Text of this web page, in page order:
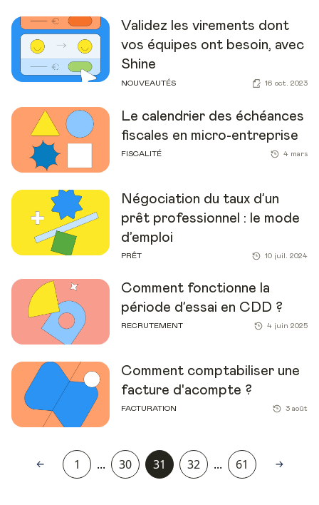
Validez les virements dont
vos équipes ont besoin, avec
Shine
NOUVEAUTÉS 16 oct. 2023
Le calendrier des échéances
fiscales en micro-entreprise
FISCALITÉ 4 mars
Négociation du taux d’un
prêt professionnel : le mode
d’emploi
PRÊT 10 juil. 2024
Comment fonctionne la
période d’essai en CDD ?
RECRUTEMENT 4 juin 2025
Comment comptabiliser une
facture d'acompte ?
FACTURATION 3 août
1 ... 30 31 32 ... 61